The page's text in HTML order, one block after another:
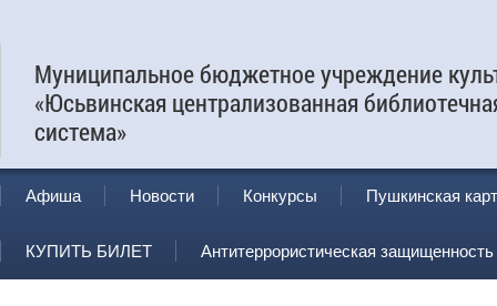
Муниципальное бюджетное учреждение
«Юсьвинская централизованная
система»
Афиша Новости Конкурсы Пушкинская
КУПИТЬ БИЛЕТ Антитеррористическая защищенность